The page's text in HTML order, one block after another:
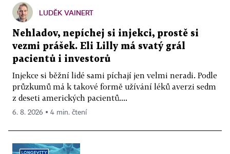
LUDĚK VAINERT
Nehladov, nepíchej si injekci, prostě si
vezmi prášek. Eli Lilly má svatý grál
pacientů i investorů
Injekce si běžní lidé sami píchají jen velmi neradi. Podle
průzkumů má k takové formě užívání léků averzi sedm
z deseti amerických pacientů....
6. 8. 2026 ▪ 4 min. čtení